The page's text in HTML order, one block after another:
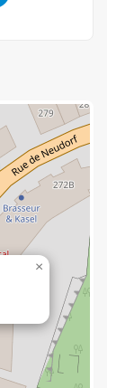
×